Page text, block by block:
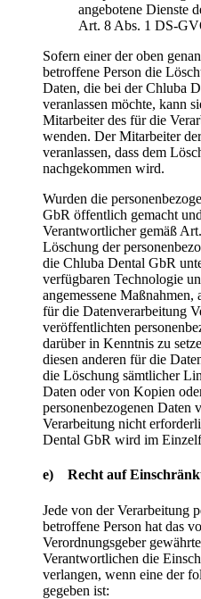
angebotene Dienste
Art. 8 Abs. 1 DS-
Sofern einer der oben
betroffene Person die
Daten, die bei der Chluba
veranlassen möchte, kann
Mitarbeiter des für die
wenden. Der Mitarbeiter
veranlassen, dass dem
nachgekommen wird.
Wurden die
GbR öffentlich gemacht
Verantwortlicher gemäß
Löschung der
die Chluba Dental GbR
verfügbaren Technologie
angemessene
für die Datenverarbeitung
veröffentlichten
darüber in Kenntnis zu
diesen anderen für die
die Löschung sämtlicher
Daten oder von Kopien
personenbezogenen Daten
Verarbeitung nicht
Dental GbR wird im
e) Recht auf
Jede von der Verarbeitung
betroffene Person hat das
Verordnungsgeber
Verantwortlichen die
verlangen, wenn eine der
gegeben ist: